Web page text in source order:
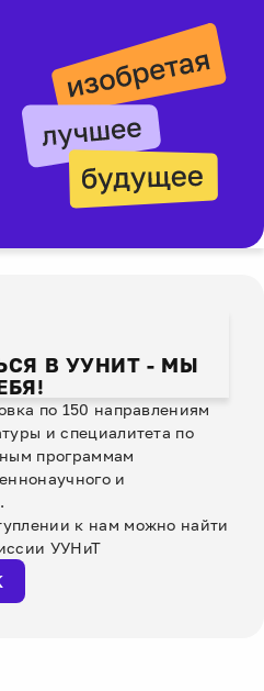
В УУНИТ - МЫ
по 150 направлениям
и специалитета по
программам
и
к нам можно найти
УУНиТ